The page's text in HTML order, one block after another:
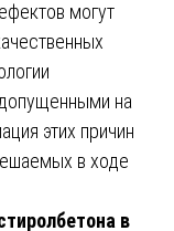
могут
на
этих причин
в ходе
в